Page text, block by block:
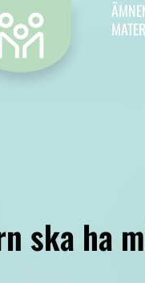
du kontakta oss? Då är det hit du ska.
ska ha